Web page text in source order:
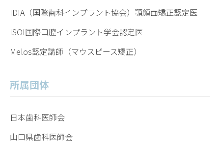
IDIA（国際歯科インプラント協会）顎顔面矯正認定医
ISOI国際口腔インプラント学会認定医
Melos認定講師（マウスピース矯正）
所属団体
日本歯科医師会
山口県歯科医師会